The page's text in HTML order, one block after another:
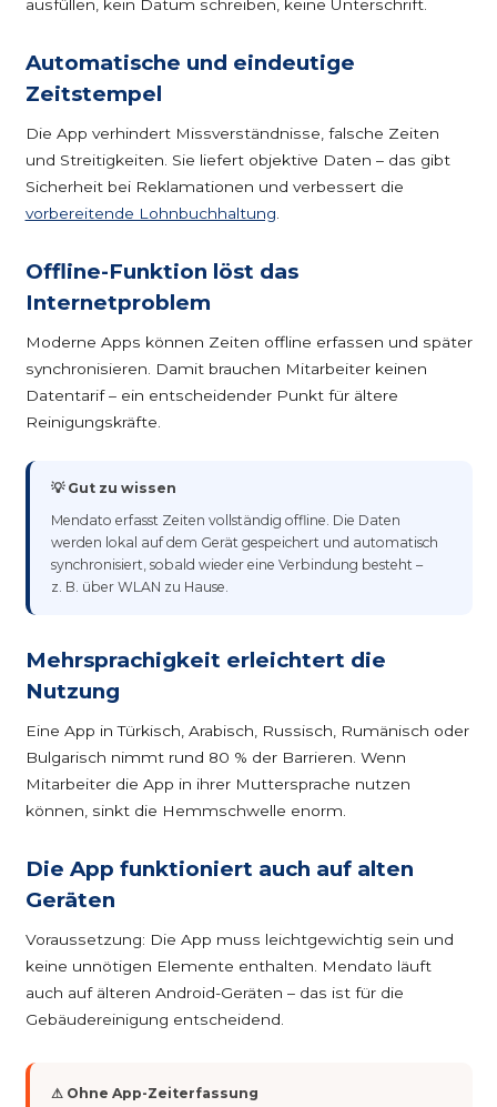
ausfüllen, kein Datum schreiben, keine Unterschrift.
Automatische und eindeutige
Zeitstempel
Die App verhindert Missverständnisse, falsche Zeiten
und Streitigkeiten. Sie liefert objektive Daten – das gibt
Sicherheit bei Reklamationen und verbessert die
vorbereitende Lohnbuchhaltung.
Offline-Funktion löst das
Internetproblem
Moderne Apps können Zeiten offline erfassen und später
synchronisieren. Damit brauchen Mitarbeiter keinen
Datentarif – ein entscheidender Punkt für ältere
Reinigungskräfte.
💡 Gut zu wissen
Mendato erfasst Zeiten vollständig offline. Die Daten
werden lokal auf dem Gerät gespeichert und automatisch
synchronisiert, sobald wieder eine Verbindung besteht –
z. B. über WLAN zu Hause.
Mehrsprachigkeit erleichtert die
Nutzung
Eine App in Türkisch, Arabisch, Russisch, Rumänisch oder
Bulgarisch nimmt rund 80 % der Barrieren. Wenn
Mitarbeiter die App in ihrer Muttersprache nutzen
können, sinkt die Hemmschwelle enorm.
Die App funktioniert auch auf alten
Geräten
Voraussetzung: Die App muss leichtgewichtig sein und
keine unnötigen Elemente enthalten. Mendato läuft
auch auf älteren Android-Geräten – das ist für die
Gebäudereinigung entscheidend.
⚠ Ohne App-Zeiterfassung